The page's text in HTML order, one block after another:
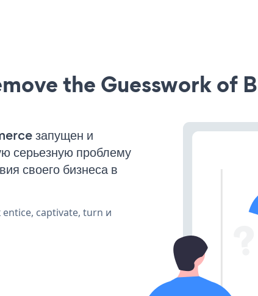
the Guesswork of
запущен и
серьезную проблему
своего бизнеса в
captivate, turn и